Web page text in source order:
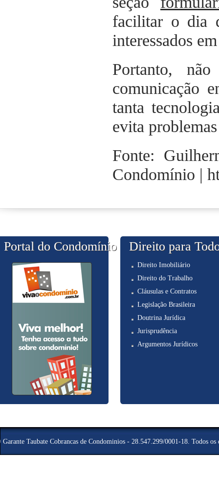
facilitar o dia
interessados
Portanto,
comunicação
tanta
evita
Fonte:
Condomínio |
Portal do Condomínio Direito para
Direito Imobiliário
Direito do Trabalho
Cláusulas e Contratos
Legislação Brasileira
Doutrina Jurídica
Jurisprudência
Argumentos Jurídicos
Garante Taubate Cobrancas de Condominios - 28.547.299/0001-18. Todos os